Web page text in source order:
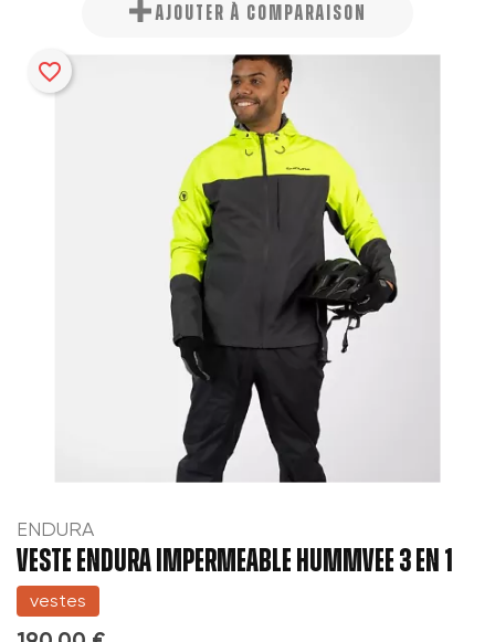
AJOUTER À COMPARAISON
ENDURA
VESTE ENDURA IMPERMEABLE HUMMVEE 3 EN 1
vestes
favorite_border